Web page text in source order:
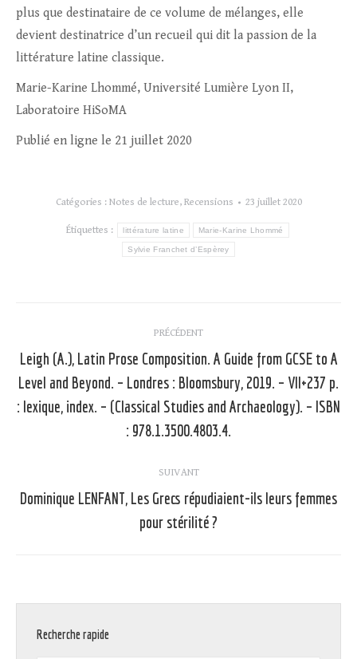
plus que destinataire de ce volume de mélanges, elle
devient destinatrice d’un recueil qui dit la passion de la
littérature latine classique.
Marie-Karine Lhommé, Université Lumière Lyon II,
Laboratoire HiSoMA
Publié en ligne le 21 juillet 2020
Catégories : Notes de lecture, Recensions 23 juillet 2020
Étiquettes : littérature latine Marie-Karine Lhommé
Sylvie Franchet d’Espèrey
article
PRÉCÉDENT
Article
précédent
:
Leigh (A.), Latin Prose Composition. A Guide from GCSE to A
Level and Beyond. – Londres : Bloomsbury, 2019. – VII+237 p.
: lexique, index. – (Classical Studies and Archaeology). – ISBN
: 978.1.3500.4803.4.
SUIVANT
Article
suivant
Dominique LENFANT, Les Grecs répudiaient-ils leurs femmes
pour stérilité ?
Recherche rapide